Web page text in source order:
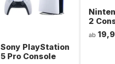
Sony PlayStation
5 Pro Console
2
ab